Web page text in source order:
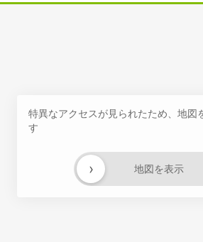
特異なアクセスが見られたため、地図
す
地図を表示
›